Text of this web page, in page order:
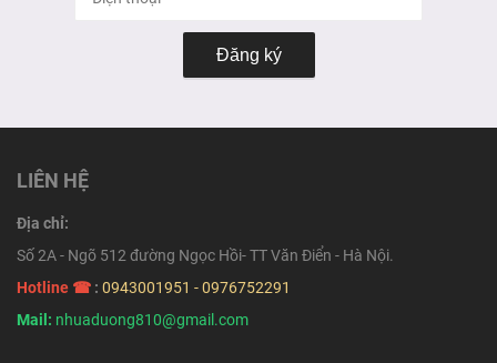
Đăng ký
LIÊN HỆ
Địa chỉ:
Số 2A - Ngõ 512 đường Ngọc Hồi- TT Văn Điển - Hà Nội.
Hotline ☎ : 0943001951 - 0976752291
Mail: nhuaduong810@gmail.com